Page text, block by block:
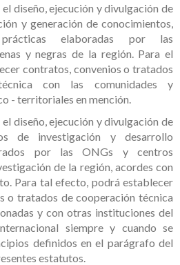
diseño, ejecución y divulgación de
y generación de conocimientos,
elaboradas por las
y negras de la región. Para el
contratos, convenios o tratados
con las comunidades y
- territoriales en mención.
diseño, ejecución y divulgación de
de investigación y desarrollo
por las ONGs y centros
de la región, acordes con
Para tal efecto, podrá establecer
o tratados de cooperación técnica
y con otras instituciones del
siempre y cuando se
definidos en el parágrafo del
estatutos.